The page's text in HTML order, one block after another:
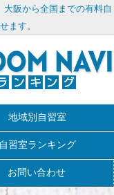
阪から全国までの有料自
ます。
地域別自習室
自習室ランキング
お問い合わせ